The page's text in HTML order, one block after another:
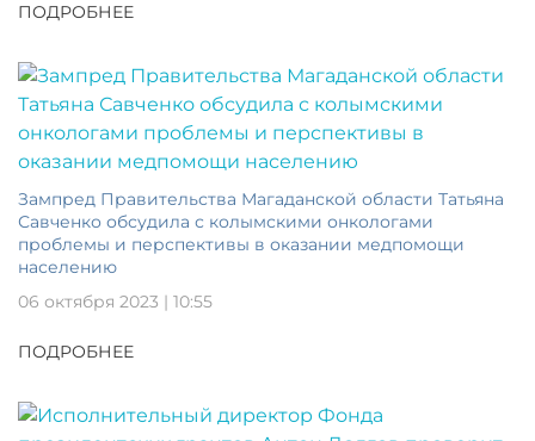
ПОДРОБНЕЕ
Зампред Правительства Магаданской области Татьяна
Савченко обсудила с колымскими онкологами
проблемы и перспективы в оказании медпомощи
населению
06 октября 2023 | 10:55
ПОДРОБНЕЕ